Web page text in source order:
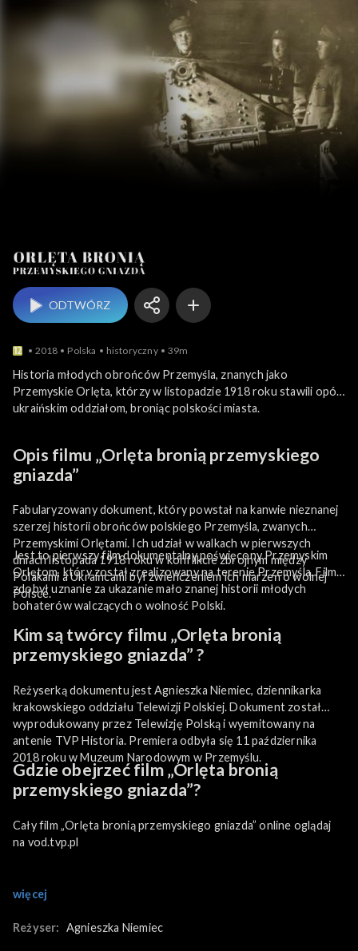
ODTWÓRZ
2018 Polska historyczny 39m
Historia młodych obrońców Przemyśla, znanych jako
Przemyskie Orlęta, którzy w listopadzie 1918 roku stawili opór
ukraińskim oddziałom, broniąc polskości miasta.
Opis filmu „Orlęta bronią przemyskiego
gniazda”
Fabularyzowany dokument, który powstał na kanwie nieznanej
szerzej historii obrońców polskiego Przemyśla, zwanych
Przemyskimi Orlętami. Ich udział w walkach w pierwszych
dniach listopada 1918 roku w konflikcie zbrojnym między
Polakami a Ukraińcami był zwieńczeniem ich marzeń o wolnej
Polsce.
Jest to pierwszy film dokumentalny poświęcony Przemyskim
Orlętom, który został zrealizowany na terenie Przemyśla. Film
zdobył uznanie za ukazanie mało znanej historii młodych
bohaterów walczących o wolność Polski.
Kim są twórcy filmu „Orlęta bronią
przemyskiego gniazda” ?
Reżyserką dokumentu jest Agnieszka Niemiec, dziennikarka
krakowskiego oddziału Telewizji Polskiej. Dokument został
wyprodukowany przez Telewizję Polską i wyemitowany na
antenie TVP Historia. Premiera odbyła się 11 października
2018 roku w Muzeum Narodowym w Przemyślu.
Gdzie obejrzeć film „Orlęta bronią
przemyskiego gniazda”?
Cały film „Orlęta bronią przemyskiego gniazda” online oglądaj
na vod.tvp.pl
więcej
Reżyser: Agnieszka Niemiec